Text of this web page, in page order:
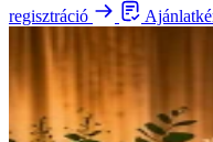
regisztráció